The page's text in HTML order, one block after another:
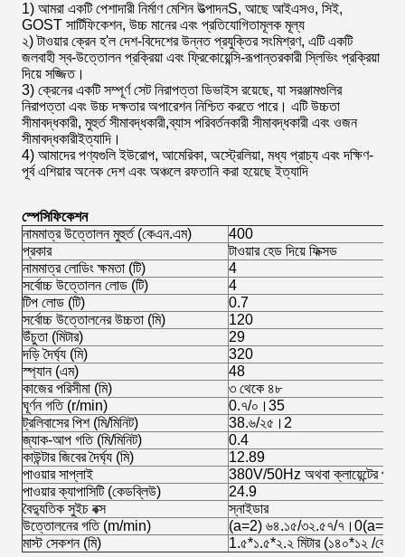
1) আমরা একটি পেশাদারী নির্মাণ মেশিন উত্পাদনS, আছে আইএসও, সিই,
GOST সার্টিফিকেশন, উচ্চ মানের এবং প্রতিযোগিতামূলক মূল্য
২) টাওয়ার ক্রেন হ'ল দেশ-বিদেশের উন্নত প্রযুক্তির সংমিশ্রণ, এটি একটি
জলবাহী স্ব-উত্তোলন প্রক্রিয়া এবং ফ্রিকোয়েন্সি-রূপান্তরকারী স্লিভিং প্রক্রিয়া
দিয়ে সজ্জিত।
3) ক্রেনের একটি সম্পূর্ণ সেট নিরাপত্তা ডিভাইস রয়েছে, যা সরঞ্জামগুলির
নিরাপত্তা এবং উচ্চ দক্ষতার অপারেশন নিশ্চিত করতে পারে। এটি উচ্চতা
সীমাবদ্ধকারী, মুহুর্ত সীমাবদ্ধকারী,ব্যাস পরিবর্তনকারী সীমাবদ্ধকারী এবং ওজন
সীমাবদ্ধকারীইত্যাদি।
4) আমাদের পণ্যগুলি ইউরোপ, আমেরিকা, অস্ট্রেলিয়া, মধ্য প্রাচ্য এবং দক্ষিণ-
পূর্ব এশিয়ার অনেক দেশ এবং অঞ্চলে রফতানি করা হয়েছে ইত্যাদি
স্পেসিফিকেশন
নামমাত্র উত্তোলন মুহুর্ত (কেএন.এম)
400
প্রকার
টাওয়ার হেড দিয়ে ফিক্সড
নামমাত্র লোডিং ক্ষমতা (টি)
4
সর্বোচ্চ উত্তোলন লোড (টি)
4
টিপ লোড (টি)
0.7
সর্বোচ্চ উত্তোলনের উচ্চতা (মি)
120
উঁচুতা (মিটার)
29
দড়ি দৈর্ঘ্য (মি)
320
স্প্যান (এম)
48
কাজের পরিসীমা (মি)
৩ থেকে ৪৮
ঘূর্ণন গতি (r/min)
0.৭/০।35
ট্রলিবাসের পিশ (মি/মিনিট)
38.৬/২৫।2
জ্যাক-আপ গতি (মি/মিনিট)
0.4
কাউন্টার জিবের দৈর্ঘ্য (মি)
12.89
পাওয়ার সাপ্লাই
380V/50Hz অথবা ক্লায়েন্টের
পাওয়ার ক্যাপাসিটি (কেডব্লিউ)
24.9
বৈদ্যুতিক সুইচ বক্স
স্নাইডার
উত্তোলনের গতি (m/min)
(a=2) ৬৪.১৫/৩২.৫৭/৭।0(a=4)
মাস্ট সেকশন (মি)
1.৫*১.৫*২.২ মিটার (১৪০*১২ /